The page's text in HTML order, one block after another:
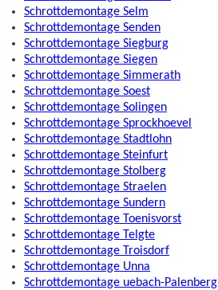
Schrottdemontage Selm
Schrottdemontage Senden
Schrottdemontage Siegburg
Schrottdemontage Siegen
Schrottdemontage Simmerath
Schrottdemontage Soest
Schrottdemontage Solingen
Schrottdemontage Sprockhoevel
Schrottdemontage Stadtlohn
Schrottdemontage Steinfurt
Schrottdemontage Stolberg
Schrottdemontage Straelen
Schrottdemontage Sundern
Schrottdemontage Toenisvorst
Schrottdemontage Telgte
Schrottdemontage Troisdorf
Schrottdemontage Unna
Schrottdemontage uebach-Palenberg